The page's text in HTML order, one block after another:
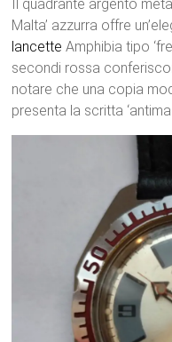
Il quadrante argento
Malta’ azzurra offre
lancette Amphibia tipo
secondi rossa
notare che una copia
presenta la scritta